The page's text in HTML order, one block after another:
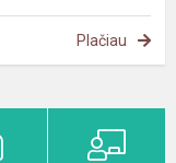
Plačiau